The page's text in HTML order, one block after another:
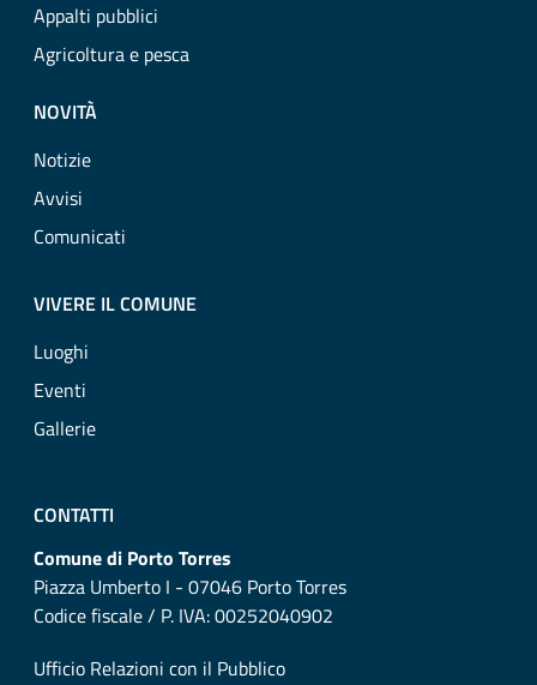
Appalti pubblici
Agricoltura e pesca
NOVITÀ
Notizie
Avvisi
Comunicati
VIVERE IL COMUNE
Luoghi
Eventi
Gallerie
CONTATTI
Comune di Porto Torres
Piazza Umberto I - 07046 Porto Torres
Codice fiscale / P. IVA: 00252040902
Ufficio Relazioni con il Pubblico